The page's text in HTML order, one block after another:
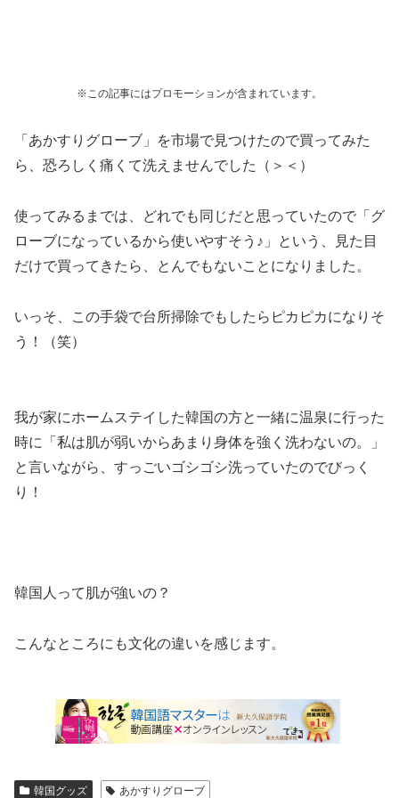
※この記事にはプロモーションが含まれています。
「あかすりグローブ」を市場で見つけたので買ってみた
ら、恐ろしく痛くて洗えませんでした（＞＜）
使ってみるまでは、どれでも同じだと思っていたので「グ
ローブになっているから使いやすそう♪」という、見た目
だけで買ってきたら、とんでもないことになりました。
いっそ、この手袋で台所掃除でもしたらピカピカになりそ
う！（笑）
我が家にホームステイした韓国の方と一緒に温泉に行った
時に「私は肌が弱いからあまり身体を強く洗わないの。」
と言いながら、すっごいゴシゴシ洗っていたのでびっく
り！
韓国人って肌が強いの？
こんなところにも文化の違いを感じます。
韓国グッズ あかすりグローブ